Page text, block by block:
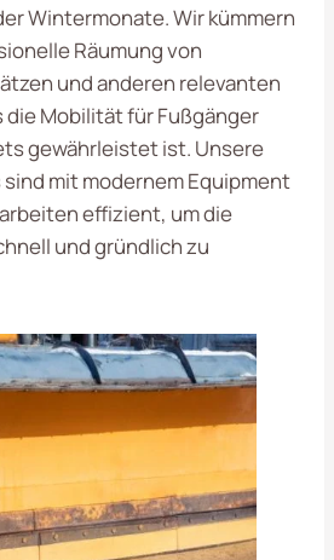
Wintermonate. Wir kümmern
Räumung von
und anderen relevanten
die Mobilität für Fußgänger
gewährleistet ist. Unsere
mit modernem Equipment
effizient, um die
und gründlich zu